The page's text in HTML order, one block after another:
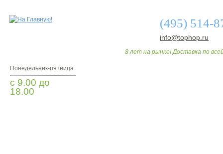
(495) 514-
info@tophop.ru
8 лет на рынке! Доставка по
Понедельник-пятница
с 9.00 до
18.00